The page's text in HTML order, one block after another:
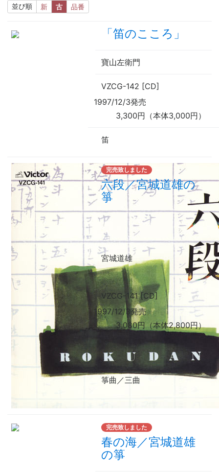
並び順 新 古 品番
「笛のこころ」
寶山左衛門
VZCG-142 [CD]
1997/12/3発売
3,300円（本体3,000円）
笛
完売致しました
六段／宮城道雄の
箏
宮城道雄
VZCG-141 [CD]
1997/12/3発売
3,080円（本体2,800円）
箏曲／三曲
完売致しました
春の海／宮城道雄
の箏